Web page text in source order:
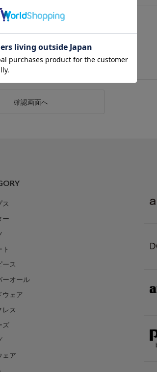
ス
ー
ト
ース
ーオール
ウェア
レス
ズ
ェア